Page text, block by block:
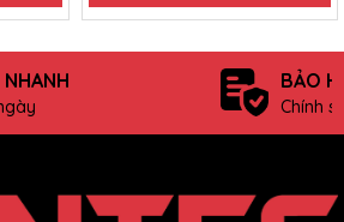
BẢO
Chính